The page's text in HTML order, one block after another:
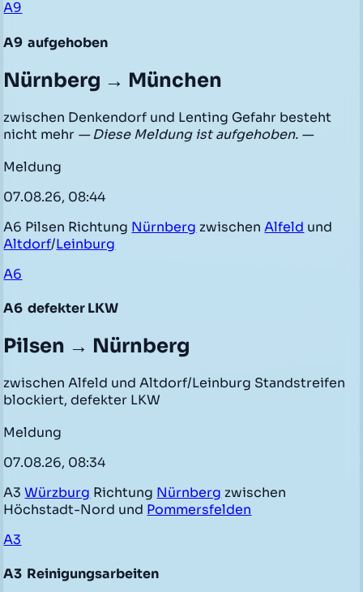
A9
A9 aufgehoben
Nürnberg → München
zwischen Denkendorf und Lenting Gefahr besteht
nicht mehr — Diese Meldung ist aufgehoben. —
Meldung
07.08.26, 08:44
A6 Pilsen Richtung Nürnberg zwischenAlfeld und
Altdorf/Leinburg
A6
A6 defekter LKW
Pilsen → Nürnberg
zwischen Alfeld und Altdorf/Leinburg Standstreifen
blockiert, defekter LKW
Meldung
07.08.26, 08:34
A3Würzburg Richtung Nürnberg zwischen
Höchstadt-Nord und Pommersfelden
A3
A3 Reinigungsarbeiten